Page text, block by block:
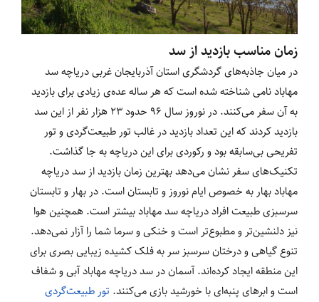
زمان مناسب بازدید از سد
در میان جاذبه‌های گردشگری استان آذربایجان غربی دریاچه سد
مهاباد نامی شناخته شده است که هر ساله عده‌ی زیادی برای بازدید
به آن سفر می‌کنند. در نوروز سال 96 حدود 23 هزار نفر از این سد
بازدید کردند که این تعداد بازدید در غالب تور طبیعت‌گردی و تور
تفریحی بی‌سابقه بود و رکوردی برای این دریاچه به جا گذاشت.
تکنیک‌های سفر نشان می‌دهد بهترین زمان بازدید از سد دریاچه
مهاباد بهار به خصوص ایام نوروز و تابستان است. در بهار و تابستان
سرسبزی طبیعت افراد دریاچه سد مهاباد بیشتر است. همچنین هوا
نیز دلنشین‌تر و مطبوع‌تر است و خنکی و سرما شما را آزار نمی‌دهد.
تنوع گیاهی و درختان سرسبز سر به فلک کشیده زیبایی بصری برای
این منطقه ایجاد کرده‌اند. آسمان در سد دریاچه مهاباد آبی و شفاف
است و ابرهای پنبه‌ای با خورشید بازی می‌کنند. تور طبیعت‌گردی